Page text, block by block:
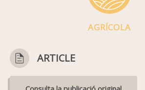
AGRÍCOLA
ARTICLE